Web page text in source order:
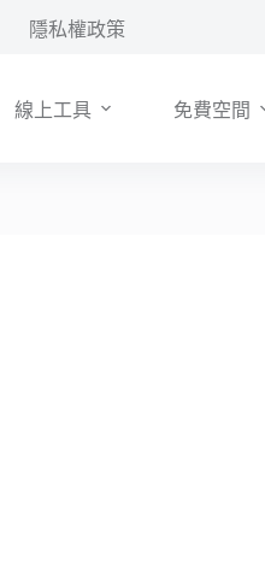
隱私權政策
線上工具 免費空間